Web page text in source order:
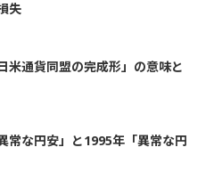
失
米通貨同盟の完成形」の意味と
常な円安」と1995年「異常な円